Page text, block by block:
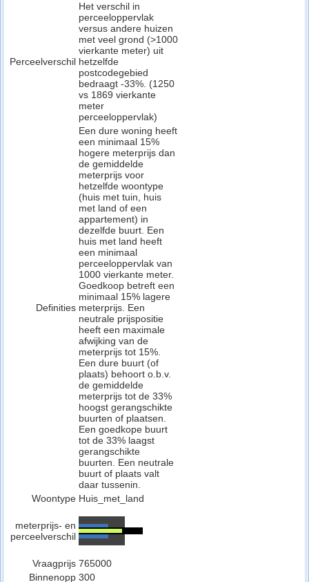
Perceelverschil
Het verschil in
perceeloppervlak
versus andere huizen
met veel grond (>1000
vierkante meter) uit
hetzelfde
postcodegebied
bedraagt -33%. (1250
vs 1869 vierkante
meter
perceeloppervlak)
Definities
Een dure woning heeft
een minimaal 15%
hogere meterprijs dan
de gemiddelde
meterprijs voor
hetzelfde woontype
(huis met tuin, huis
met land of een
appartement) in
dezelfde buurt. Een
huis met land heeft
een minimaal
perceeloppervlak van
1000 vierkante meter.
Goedkoop betreft een
minimaal 15% lagere
meterprijs. Een
neutrale prijspositie
heeft een maximale
afwijking van de
meterprijs tot 15%.
Een dure buurt (of
plaats) behoort o.b.v.
de gemiddelde
meterprijs tot de 33%
hoogst gerangschikte
buurten of plaatsen.
Een goedkope buurt
tot de 33% laagst
gerangschikte
buurten. Een neutrale
buurt of plaats valt
daar tussenin.
Woontype Huis_met_land
meterprijs- en
perceelverschil
Vraagprijs 765000
Binnenopp 300